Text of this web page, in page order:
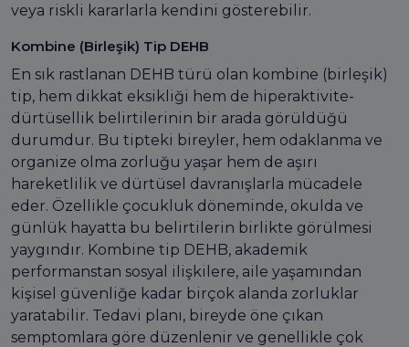
veya riskli kararlarla kendini gösterebilir.
Kombine (Birleşik) Tip DEHB
En sık rastlanan DEHB türü olan kombine (birleşik)
tip, hem dikkat eksikliği hem de hiperaktivite-
dürtüsellik belirtilerinin bir arada görüldüğü
durumdur. Bu tipteki bireyler, hem odaklanma ve
organize olma zorluğu yaşar hem de aşırı
hareketlilik ve dürtüsel davranışlarla mücadele
eder. Özellikle çocukluk döneminde, okulda ve
günlük hayatta bu belirtilerin birlikte görülmesi
yaygındır. Kombine tip DEHB, akademik
performanstan sosyal ilişkilere, aile yaşamından
kişisel güvenliğe kadar birçok alanda zorluklar
yaratabilir. Tedavi planı, bireyde öne çıkan
semptomlara göre düzenlenir ve genellikle çok